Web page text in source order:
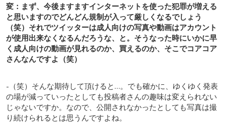
変：まず、今後ますますインターネットを使った犯罪が増える
と思いますのでどんどん規制が入って厳しくなるでしょう
（笑）それでツイッターは成人向けの写真や動画はアカウント
が使用出来なくなるんだろうな、と。そうなった時にいかに早
く成人向けの動画が見れるのか、買えるのか、そこでコアコア
さんなんですよ（笑）
-（笑）そんな期待して頂けると…。でも確かに、ゆくゆく発表
の場が減っていったとしても投稿者さんの趣味は変えられない
じゃないですか。なので、公開されなかったとしても写真は撮
り続けられるとは思うんですよね。